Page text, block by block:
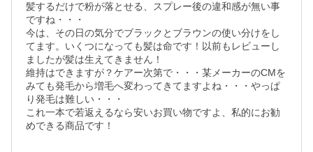
髪するだけで粉が落とせる、スプレー後の違和感が無い事
ですね・・・
今は、その日の気分でブラックとブラウンの使い分けをし
てます。いくつになっても髪は命です！以前もレビューし
ましたが髪は生えてきません！
維持はできますが？ケアー次第で・・・某メーカーのCMを
みても発毛から増毛へ変わってきてますよね・・・やっぱ
り発毛は難しい・・・
これ一本で若返えるなら安いお買い物ですよ、私的にお勧
めできる商品です！